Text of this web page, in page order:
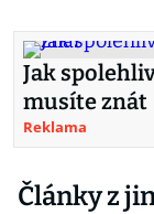
Jak
musíte znát
Reklama
Články z